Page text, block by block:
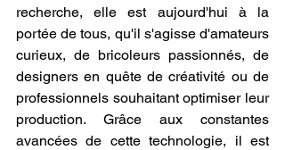
recherche, elle est aujourd'hui à la
portée de tous, qu'il s'agisse d'amateurs
curieux, de bricoleurs passionnés, de
designers en quête de créativité ou de
professionnels souhaitant optimiser leur
production. Grâce aux constantes
avancées de cette technologie, il est